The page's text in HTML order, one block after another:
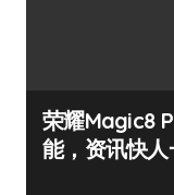
荣耀Magic8
能，资讯快人